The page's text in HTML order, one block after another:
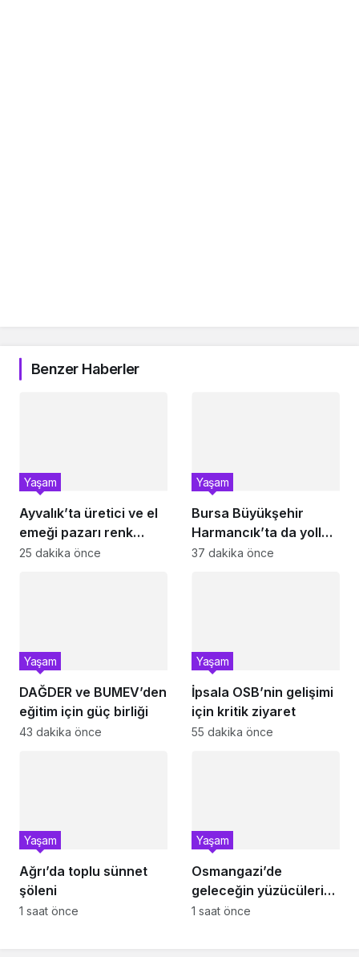
Benzer Haberler
Ayvalık’ta üretici ve el
emeği pazarı renk
katıyor
Yaşam
25 dakika önce
Bursa Büyükşehir
Harmancık’ta da yolları
yeniliyor
Yaşam
37 dakika önce
DAĞDER ve BUMEV’den
eğitim için güç birliği
Yaşam
43 dakika önce
İpsala OSB’nin gelişimi
için kritik ziyaret
Yaşam
55 dakika önce
Ağrı’da toplu sünnet
şöleni
Yaşam
1 saat önce
Osmangazi’de
geleceğin yüzücüleri
sertifikalarını aldı
Yaşam
1 saat önce